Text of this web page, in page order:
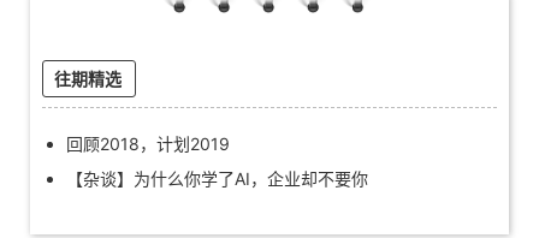
往期精选
回顾2018，计划2019
【杂谈】为什么你学了AI，企业却不要你